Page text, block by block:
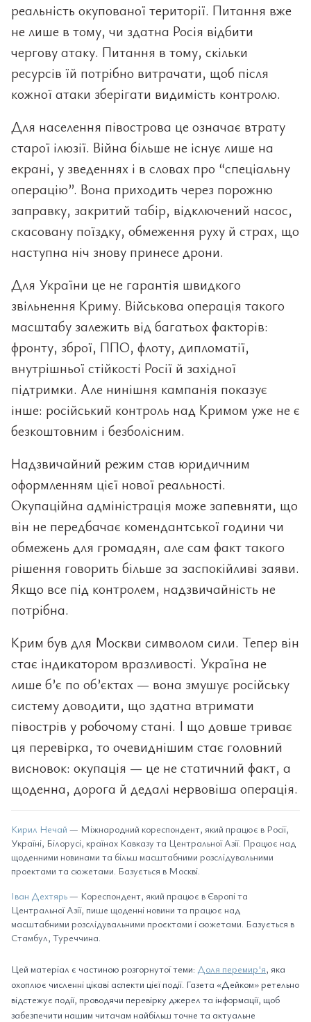
реальність окупованої території. Питання вже
не лише в тому, чи здатна Росія відбити
чергову атаку. Питання в тому, скільки
ресурсів їй потрібно витрачати, щоб після
кожної атаки зберігати видимість контролю.
Для населення півострова це означає втрату
старої ілюзії. Війна більше не існує лише на
екрані, у зведеннях і в словах про “спеціальну
операцію”. Вона приходить через порожню
заправку, закритий табір, відключений насос,
скасовану поїздку, обмеження руху й страх, що
наступна ніч знову принесе дрони.
Для України це не гарантія швидкого
звільнення Криму. Військова операція такого
масштабу залежить від багатьох факторів:
фронту, зброї, ППО, флоту, дипломатії,
внутрішньої стійкості Росії й західної
підтримки. Але нинішня кампанія показує
інше: російський контроль над Кримом уже не є
безкоштовним і безболісним.
Надзвичайний режим став юридичним
оформленням цієї нової реальності.
Окупаційна адміністрація може запевняти, що
він не передбачає комендантської години чи
обмежень для громадян, але сам факт такого
рішення говорить більше за заспокійливі заяви.
Якщо все під контролем, надзвичайність не
потрібна.
Крим був для Москви символом сили. Тепер він
стає індикатором вразливості. Україна не
лише б’є по об’єктах — вона змушує російську
систему доводити, що здатна втримати
півострів у робочому стані. І що довше триває
ця перевірка, то очевиднішим стає головний
висновок: окупація — це не статичний факт, а
щоденна, дорога й дедалі нервовіша операція.
Кирил Нечай — Міжнародний кореспондент, який працює в Росії,
Україні, Білорусі, країнах Кавказу та Центральної Азії. Працює над
щоденними новинами та більш масштабними розслідувальними
проектами та сюжетами. Базується в Москві.
Іван Дехтярь— Кореспондент, який працює в Європі та
Центральної Азії, пише щоденні новини та працює над
масштабними розслідувальними проєктами і сюжетами. Базується в
Стамбул, Туреччина.
Цей матеріал є частиною розгорнутої теми: Доля перемир'я, яка
охоплює численні цікаві аспекти цієї події. Газета «Дейком» ретельно
відстежує події, проводячи перевірку джерел та інформації, щоб
забезпечити нашим читачам найбільш точне та актуальне